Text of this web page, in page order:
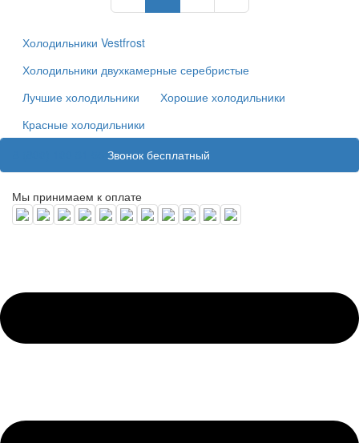
Холодильники Vestfrost
Холодильники двухкамерные серебристые
Лучшие холодильники
Хорошие холодильники
Красные холодильники
Звонок бесплатный
Мы принимаем к оплате